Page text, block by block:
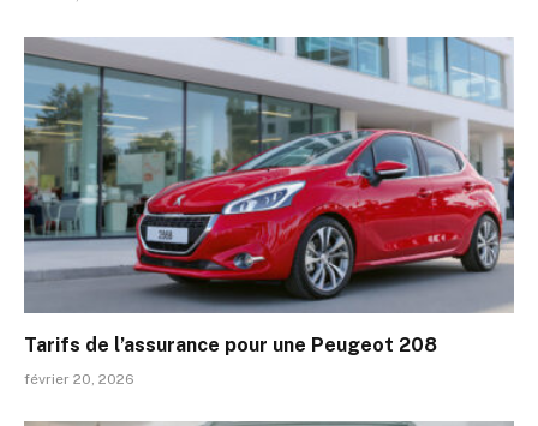
Tarifs de l’assurance pour une Peugeot 208
février 20, 2026